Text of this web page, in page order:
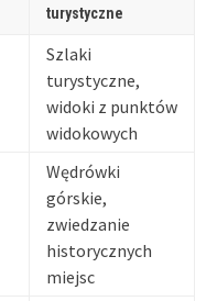
turystyczne
Szlaki
turystyczne,
widoki z punktów
widokowych
Wędrówki
górskie,
zwiedzanie
historycznych
miejsc